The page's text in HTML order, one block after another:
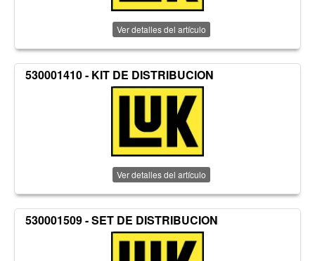
Ver detalles del artículo
530001410 - KIT DE DISTRIBUCION
Ver detalles del artículo
530001509 - SET DE DISTRIBUCION